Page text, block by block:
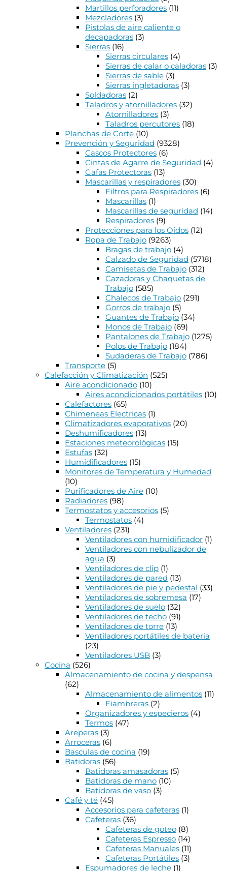
Martillos perforadores (11)
Mezcladores (3)
Pistolas de aire caliente o
decapadoras (3)
Sierras (16)
Sierras circulares (4)
Sierras de calar o caladoras (3)
Sierras de sable (3)
Sierras ingletadoras (3)
Soldadoras (2)
Taladros y atornilladores (32)
Atornilladores (3)
Taladros percutores (18)
Planchas de Corte (10)
Prevención y Seguridad (9328)
Cascos Protectores (6)
Cintas de Agarre de Seguridad (4)
Gafas Protectoras (13)
Mascarillas y respiradores (30)
Filtros para Respiradores (6)
Mascarillas (1)
Mascarillas de seguridad (14)
Respiradores (9)
Protecciones para los Oidos (12)
Ropa de Trabajo (9263)
Bragas de trabajo (4)
Calzado de Seguridad (5718)
Camisetas de Trabajo (312)
Cazadoras y Chaquetas de
Trabajo (585)
Chalecos de Trabajo (291)
Gorros de trabajo (5)
Guantes de Trabajo (34)
Monos de Trabajo (69)
Pantalones de Trabajo (1275)
Polos de Trabajo (184)
Sudaderas de Trabajo (786)
Transporte (5)
Calefacción y Climatización (525)
Aire acondicionado (10)
Aires acondicionados portátiles (10)
Calefactores (65)
Chimeneas Electricas (1)
Climatizadores evaporativos (20)
Deshumificadores (13)
Estaciones meteorológicas (15)
Estufas (32)
Humidificadores (15)
Monitores de Temperatura y Humedad
(10)
Purificadores de Aire (10)
Radiadores (98)
Termostatos y accesorios (5)
Termostatos (4)
Ventiladores (231)
Ventiladores con humidificador (1)
Ventiladores con nebulizador de
agua (3)
Ventiladores de clip (1)
Ventiladores de pared (13)
Ventiladores de pie y pedestal (33)
Ventiladores de sobremesa (17)
Ventiladores de suelo (32)
Ventiladores de techo (91)
Ventiladores de torre (13)
Ventiladores portátiles de batería
(23)
Ventiladores USB (3)
Cocina (526)
Almacenamiento de cocina y despensa
(62)
Almacenamiento de alimentos (11)
Fiambreras (2)
Organizadores y especieros (4)
Termos (47)
Areperas (3)
Arroceras (6)
Basculas de cocina (19)
Batidoras (56)
Batidoras amasadoras (5)
Batidoras de mano (10)
Batidoras de vaso (3)
Café y té (45)
Accesorios para cafeteras (1)
Cafeteras (36)
Cafeteras de goteo (8)
Cafeteras Espresso (14)
Cafeteras Manuales (11)
Cafeteras Portátiles (3)
Espumadores de leche (1)